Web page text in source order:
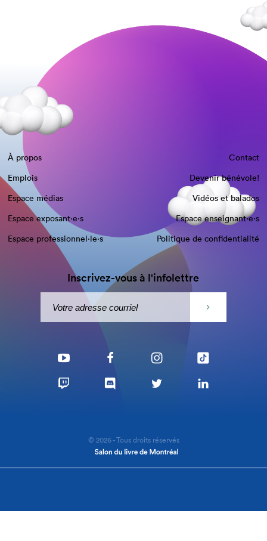
À propos
Contact
Emplois
Devenir bénévole!
Espace médias
Vidéos et balados
Espace exposant·e⋅s
Espace enseignant·e⋅s
Espace professionnel·le⋅s
Politique de confidentialité
Inscrivez-vous à l'infolettre
© 2026 - Tous droits réservés